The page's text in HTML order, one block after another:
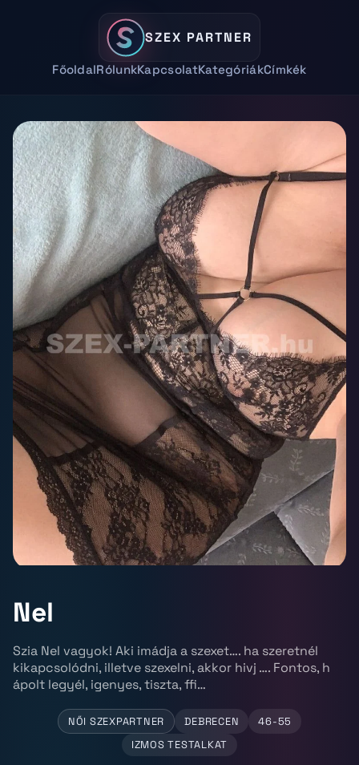
SZEX PARTNER
FőoldalRólunkKapcsolatKategóriákCímkék
Nel
Szia Nel vagyok! Aki imádja a szexet…. ha szeretnél
kikapcsolódni, illetve szexelni, akkor hivj …. Fontos, h
ápolt legyél, igenyes, tiszta, ffi…
NŐI SZEXPARTNER DEBRECEN
46-55
IZMOS TESTALKAT